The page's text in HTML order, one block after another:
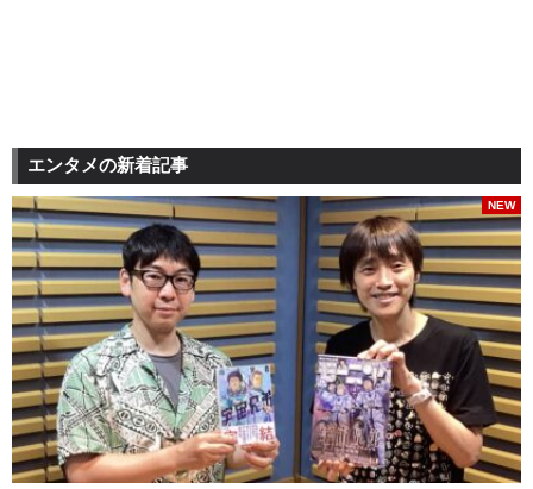
エンタメの新着記事
NEW